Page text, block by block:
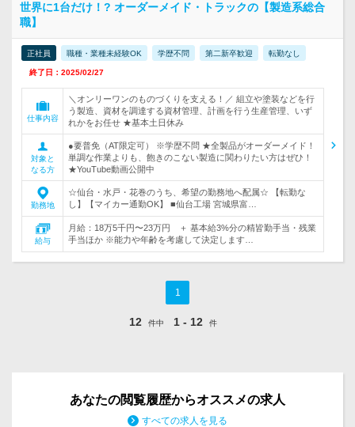
世界に1台だけ！? オーダーメイド・トラックの【製造系総合
職】
正社員 職種・業種未経験OK 学歴不問 第二新卒歓迎 転勤なし
終了日：2025/02/27
仕事内容
＼オンリーワンのものづくりを支える！／ 組立や塗装などを行
う製造、資材を調達する資材管理、計画を行う生産管理、いず
れかをお任せ ★基本土日休み
対象と
なる方
●要普免（AT限定可） ※学歴不問 ★全製品がオーダーメイド！
単調な作業よりも、飽きのこない製造に関わりたい方はぜひ！
★YouTube動画公開中
勤務地
☆仙台・水戸・花巻のうち、希望の勤務地へ配属☆ 【転勤な
し】【マイカー通勤OK】 ■仙台工場 宮城県富…
給与
月給：18万5千円〜23万円 ＋ 基本給3%分の精皆勤手当・残業
手当ほか ※能力や年齢を考慮して決定します…
1
12 件中 1 - 12 件
あなたの閲覧履歴からオススメの求人
すべての求人を見る